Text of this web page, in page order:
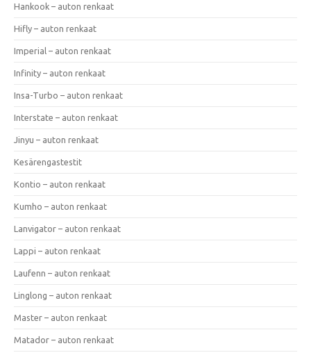
Hankook – auton renkaat
Hifly – auton renkaat
Imperial – auton renkaat
Infinity – auton renkaat
Insa-Turbo – auton renkaat
Interstate – auton renkaat
Jinyu – auton renkaat
Kesärengastestit
Kontio – auton renkaat
Kumho – auton renkaat
Lanvigator – auton renkaat
Lappi – auton renkaat
Laufenn – auton renkaat
Linglong – auton renkaat
Master – auton renkaat
Matador – auton renkaat